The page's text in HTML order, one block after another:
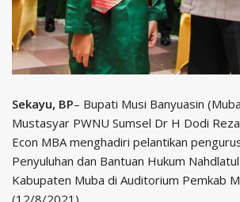
Sekayu, BP– Bupati Musi Banyuasin
Mustasyar PWNU Sumsel Dr H Dodi
Econ MBA menghadiri pelantikan
Penyuluhan dan Bantuan Hukum
Kabupaten Muba di Auditorium Pemkab
(12/8/2021).